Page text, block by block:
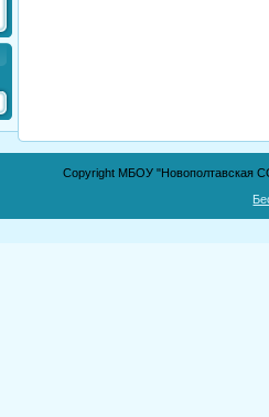
Copyright МБОУ "Новополтавская